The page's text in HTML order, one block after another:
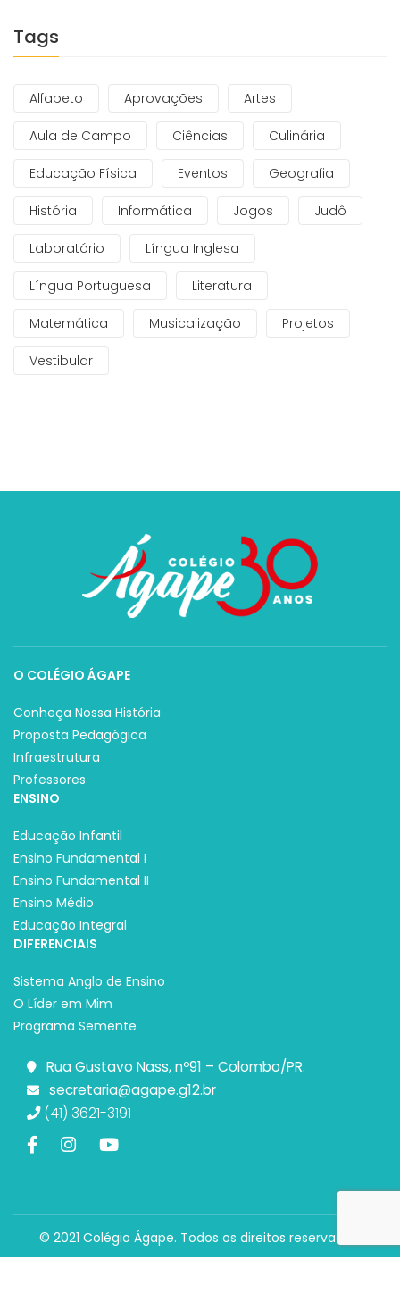
Tags
Alfabeto Aprovações Artes
Aula de Campo Ciências Culinária
Educação Física Eventos Geografia
História Informática Jogos Judô
Laboratório Língua Inglesa
Língua Portuguesa Literatura
Matemática Musicalização Projetos
Vestibular
O COLÉGIO ÁGAPE
Conheça Nossa História
Proposta Pedagógica
Infraestrutura
Professores
ENSINO
Educação Infantil
Ensino Fundamental I
Ensino Fundamental II
Ensino Médio
Educação Integral
DIFERENCIAIS
Sistema Anglo de Ensino
O Líder em Mim
Programa Semente
Rua Gustavo Nass, nº91 – Colombo/PR.
secretaria@agape.g12.br
(41) 3621-3191
© 2021 Colégio Ágape. Todos os direitos reservados.